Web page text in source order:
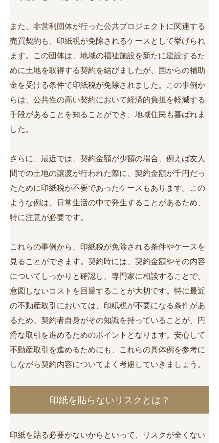
また、非営利団体が行った公共プロジェクトに関連する
売買契約も、印紙税が免除されるケースとして挙げられ
ます。この団体は、地域の福祉施設を新たに建設するた
めに土地を取得する契約を結びましたが、国からの補助
金を受ける条件で印紙税が免除されました。この事例か
らは、公共性の高い契約において経済的負担を軽減する
手段があることを知ることができ、地域住民も喜ばれま
した。
さらに、最近では、契約金額が少額の場合、例えば友人
間での土地の譲渡が行われた際に、契約金額が千円だっ
たために印紙税が不要であったケースもあります。この
ような例は、日常生活の中で発生することがあるため、
特に注意が必要です。
これらの事例から、印紙税が免除される条件やケースを
見ることができます。契約時には、契約金額やその内容
についてしっかりと確認し、専門家に相談することで、
意図しないコストを回避することが大切です。特に最近
の不動産取引においては、印紙税が不要になる条件があ
るため、契約者自身がその知識を持っていることが、円
滑な取引を進めるためのポイントとなります。安心して
不動産取引を進めるためにも、これらの具体例を参考に
しながら契約内容についてよく考慮していきましょう。
印紙を貼らないリスクとは？
印紙を貼る必要がないからといって、リスクが全くない